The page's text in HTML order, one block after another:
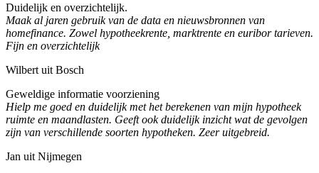
Duidelijk en overzichtelijk.
Maak al jaren gebruik van de data en nieuwsbronnen van
homefinance. Zowel hypotheekrente, marktrente en euribor tarieven.
Fijn en overzichtelijk
Wilbert uit Bosch
Geweldige informatie voorziening
Hielp me goed en duidelijk met het berekenen van mijn hypotheek
ruimte en maandlasten. Geeft ook duidelijk inzicht wat de gevolgen
zijn van verschillende soorten hypotheken. Zeer uitgebreid.
Jan uit Nijmegen